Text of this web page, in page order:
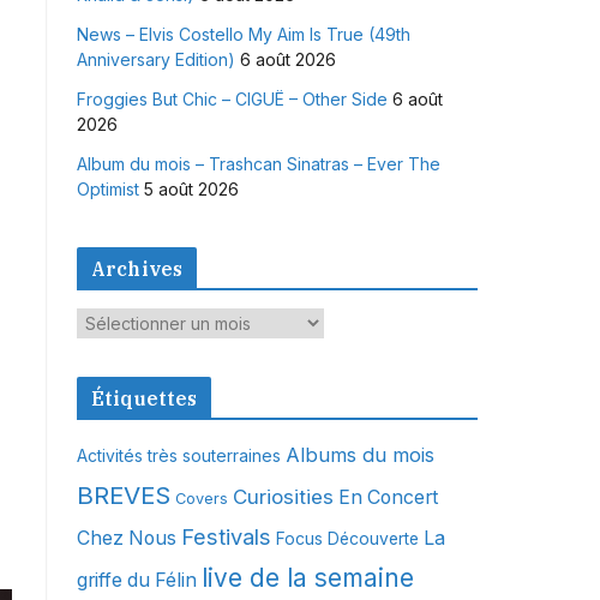
News – Elvis Costello My Aim Is True (49th
Anniversary Edition) 6 août 2026
Froggies But Chic – CIGUË – Other Side 6 août
2026
Album du mois – Trashcan Sinatras – Ever The
Optimist 5 août 2026
Archives
A
c
e
s
Étiquettes
Activités très souterraines Albums du mois
BREVES Covers Curiosities En Concert
Chez Nous Festivals Focus Découverte La
griffe du Félin live de la semaine